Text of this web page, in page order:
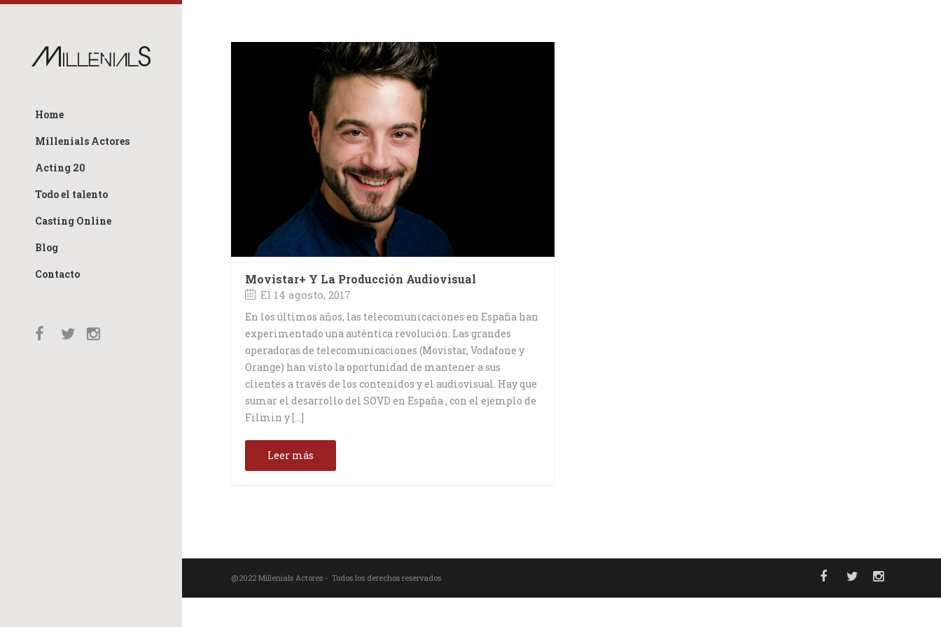
Home
Millenials Actores
Acting 20
Todo el talento
Casting Online
Blog
Contacto
Movistar+ Y La Producción Audiovisual
El 14 agosto, 2017
En los últimos años, las telecomunicaciones en España han
experimentado una auténtica revolución. Las grandes
operadoras de telecomunicaciones (Movistar, Vodafone y
Orange) han visto la oportunidad de mantener a sus
clientes a través de los contenidos y el audiovisual. Hay que
sumar el desarrollo del SOVD en España , con el ejemplo de
Filmin y […]
Leer más
@2022 Millenials Actores - Todos los derechos reservados